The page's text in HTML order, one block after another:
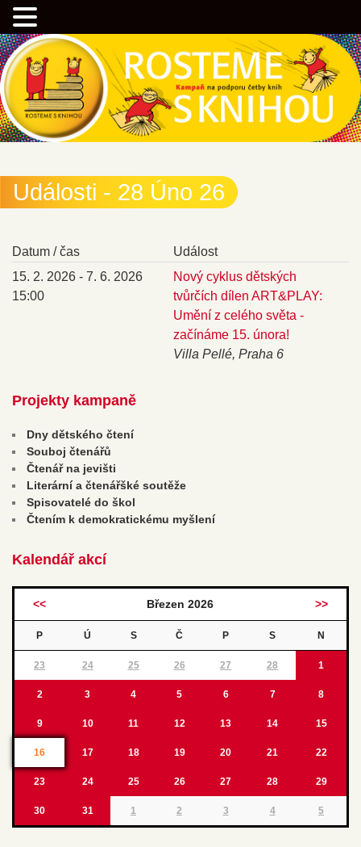
Přejít
k
hlavnímu
obsahu
webu
Rostemesknihou.cz
Kampaň na podporu četby knih
Události - 28 Úno 26
Datum / čas
Událost
15. 2. 2026 - 7. 6. 2026
15:00
Nový cyklus dětských
tvůrčích dílen ART&PLAY:
Umění z celého světa -
začínáme 15. února!
Villa Pellé, Praha 6
Projekty kampaně
Dny dětského čtení
Souboj čtenářů
Čtenář na jevišti
Literární a čtenářšké soutěže
Spisovatelé do škol
Čtením k demokratickému myšlení
Kalendář akcí
<< Březen 2026 >>
P Ú S Č P S N
23 24 25 26 27 28 1
2 3 4 5 6 7 8
9 10 11 12 13 14 15
16 17 18 19 20 21 22
23 24 25 26 27 28 29
30 31 1 2 3 4 5